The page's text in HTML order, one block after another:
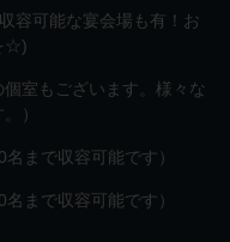
容可能な宴会場も有！お
☆)
室もございます。様々な
）
まで収容可能です）
まで収容可能です）